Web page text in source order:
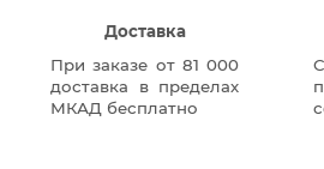
Доставка
При заказе от 81 000
доставка в пределах
МКАД бесплатно